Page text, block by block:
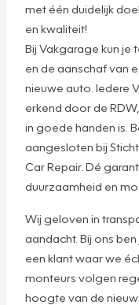
met één duidelijk
en kwaliteit!
Bij Vakgarage kun je
en de aanschaf van
nieuwe auto. Iedere
erkend door de
in goede handen is.
aangesloten bij
Car Repair. Dé
duurzaamheid en
Wij geloven in
aandacht. Bij ons
een klant waar we
monteurs volgen
hoogte van de